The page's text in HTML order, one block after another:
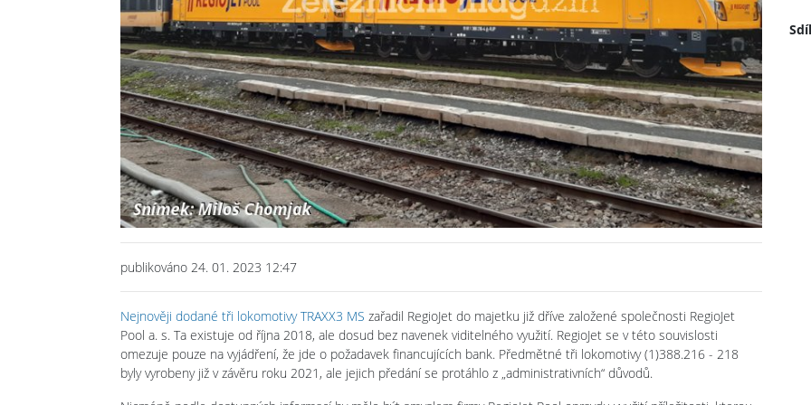
publikováno 24. 01. 2023 12:47
Nejnověji dodané tři lokomotivy TRAXX3 MS zařadil RegioJet do majetku již dříve založené společnosti RegioJet
Pool a. s. Ta existuje od října 2018, ale dosud bez navenek viditelného využití. RegioJet se v této souvislosti
omezuje pouze na vyjádření, že jde o požadavek financujících bank. Předmětné tři lokomotivy (1)388.216 - 218
byly vyrobeny již v závěru roku 2021, ale jejich předání se protáhlo z „administrativních“ důvodů.